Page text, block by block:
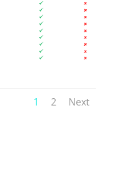
1 2 Next